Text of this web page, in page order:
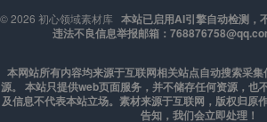
© 2026 初心领域素材库 本站已启用AI引擎自动检测，
违法不良信息举报邮箱：
本网站所有内容均来源于互联网相关站点自动搜索采
源。 本站只提供web页面服务，并不储存任何资源，也
及信息不代表本站立场。素材来源于互联网，版权归原
告知，我们会立即处理！